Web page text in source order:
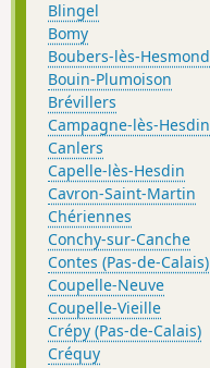
Blingel
Bomy
Boubers-lès-Hesmond
Bouin-Plumoison
Brévillers
Campagne-lès-Hesdin
Canlers
Capelle-lès-Hesdin
Cavron-Saint-Martin
Chériennes
Conchy-sur-Canche
Contes (Pas-de-Calais)
Coupelle-Neuve
Coupelle-Vieille
Crépy (Pas-de-Calais)
Créquy